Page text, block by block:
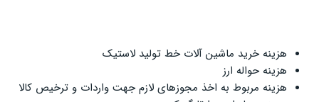
هزینه خرید ماشین آلات خط تولید لاستیک
هزینه حواله ارز
هزینه مربوط به اخذ مجوزهای لازم جهت واردات و ترخیص کالا